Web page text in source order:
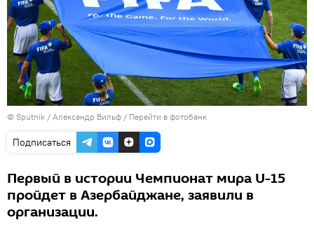
© Sputnik / Александр Вильф / Перейти в фотобанк
Подписаться
Первый в истории Чемпионат мира U-15
пройдет в Азербайджане, заявили в
организации.